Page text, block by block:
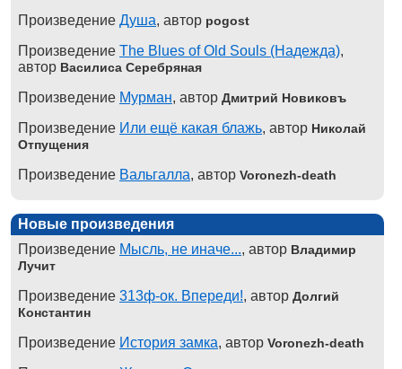
Произведение Душа, автор pogost
Произведение The Blues of Old Souls (Надежда),
автор Василиса Серебряная
Произведение Мурман, автор Дмитрий Новиковъ
Произведение Или ещё какая блажь, автор Николай
Отпущения
Произведение Вальгалла, автор Voronezh-death
Новые произведения
Произведение Мысль, не иначе..., автор Владимир
Лучит
Произведение 313ф-ок. Впереди!, автор Долгий
Константин
Произведение История замка, автор Voronezh-death